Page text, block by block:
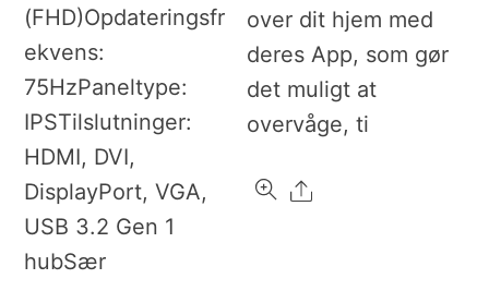
(FHD)Opdateringsfr
ekvens:
75HzPaneltype:
IPSTilslutninger:
HDMI, DVI,
DisplayPort, VGA,
USB 3.2 Gen 1
hubSær
over dit hjem med
deres App, som gør
det muligt at
overvåge, ti
Share